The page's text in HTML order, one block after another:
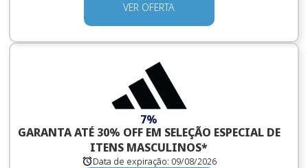
VER OFERTA
7%
GARANTA ATÉ 30% OFF EM SELEÇÃO ESPECIAL DE
ITENS MASCULINOS*
Data de expiração: 09/08/2026